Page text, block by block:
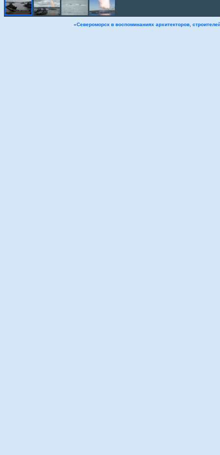
«Североморск в воспоминаниях архитекторов,